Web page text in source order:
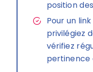
position
Pour un
privilégiez
vérifiez
pertinence